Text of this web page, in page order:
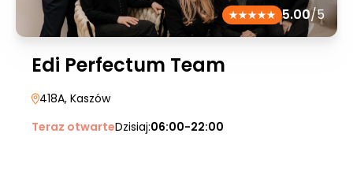
5.00/5
Edi Perfectum Team
418A, Kaszów
Teraz otwarteDzisiaj:06:00-22:00